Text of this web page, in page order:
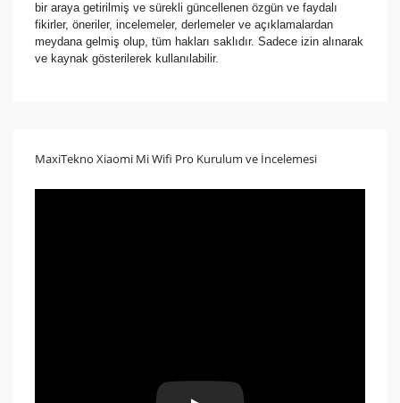
bir araya getirilmiş ve sürekli güncellenen özgün ve faydalı
fikirler, öneriler, incelemeler, derlemeler ve açıklamalardan
meydana gelmiş olup, tüm hakları saklıdır. Sadece izin alınarak
ve kaynak gösterilerek kullanılabilir.
MaxiTekno Xiaomi Mi Wifi Pro Kurulum ve İncelemesi